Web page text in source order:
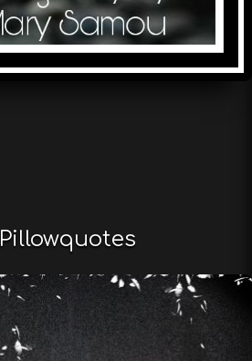
Pillowquotes